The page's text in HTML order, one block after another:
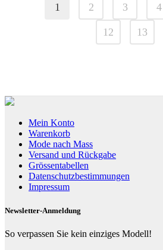
1 2 3 4
12 13
Mein Konto
Warenkorb
Mode nach Mass
Versand und Rückgabe
Grössentabellen
Datenschutzbestimmungen
Impressum
Newsletter-Anmeldung
So verpassen Sie kein einziges Modell!